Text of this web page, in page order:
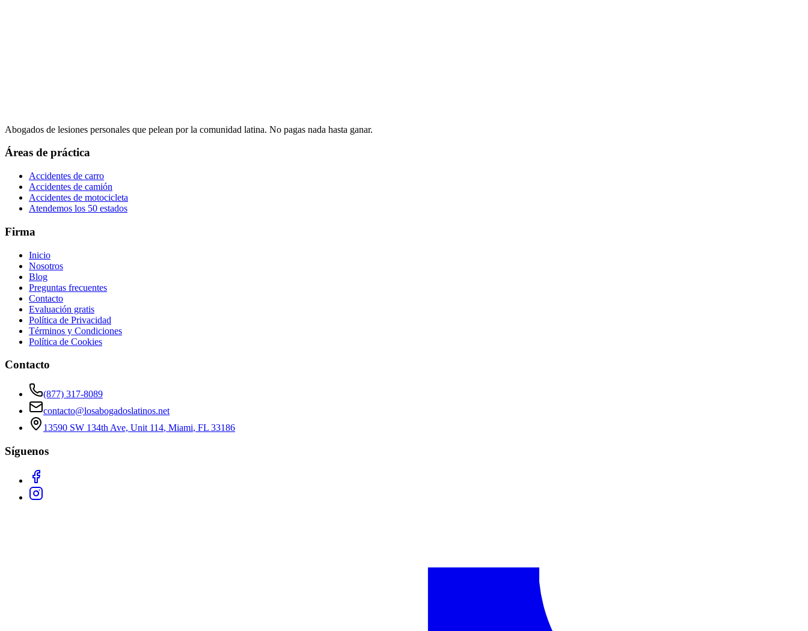
Abogados de lesiones personales que pelean por la comunidad latina. No pagas nada hasta ganar.
Áreas de práctica
Accidentes de carro
Accidentes de camión
Accidentes de motocicleta
Atendemos los 50 estados
Firma
Inicio
Nosotros
Blog
Preguntas frecuentes
Contacto
Evaluación gratis
Política de Privacidad
Términos y Condiciones
Política de Cookies
Contacto
(877) 317-8089
contacto@losabogadoslatinos.net
13590 SW 134th Ave, Unit 114, Miami, FL 33186
Síguenos